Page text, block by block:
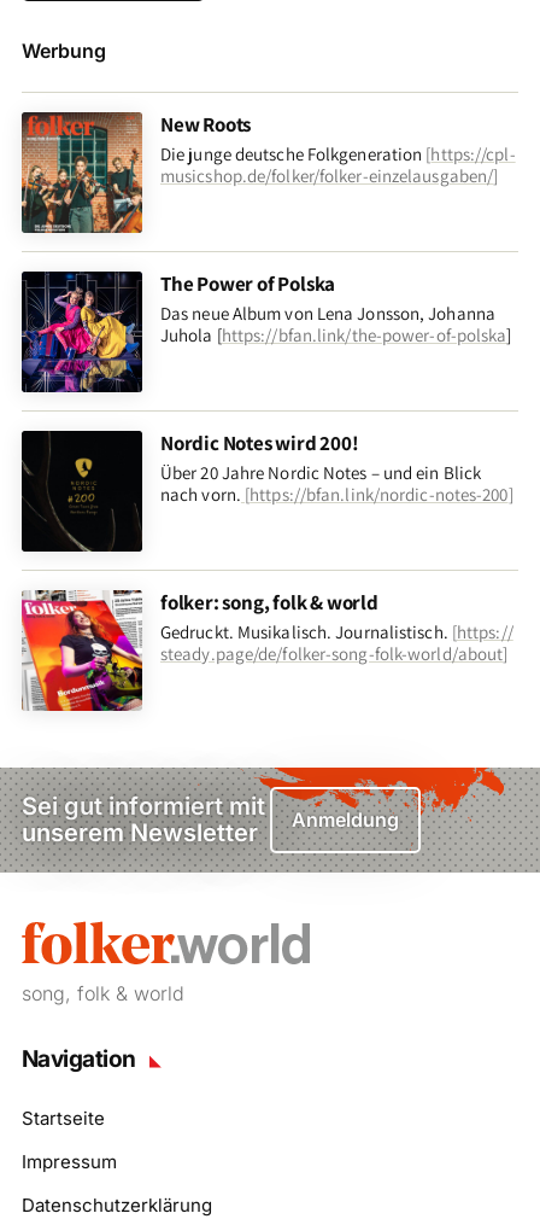
Werbung
New Roots
Die junge deutsche Folkgeneration [https://cpl-
musicshop.de/folker/folker-einzelausgaben/]
The Power of Polska
Das neue Album von Lena Jonsson, Johanna
Juhola [https://bfan.link/the-power-of-polska]
Nordic Notes wird 200!
Über 20 Jahre Nordic Notes – und ein Blick
nach vorn. [https://bfan.link/nordic-notes-200]
folker: song, folk & world
Gedruckt. Musikalisch. Journalistisch. [https://
steady.page/de/folker-song-folk-world/about]
Sei gut informiert mit
unserem Newsletter
Anmeldung
song, folk & world
Navigation
Startseite
Impressum
Datenschutzerklärung